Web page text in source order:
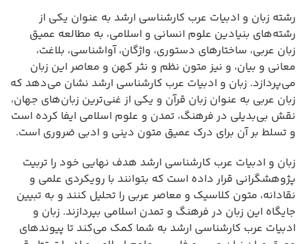
رشته زبان و ادبیات عرب کارشناسی ارشد به عنوان یکی از
رشته‌های بنیادین علوم انسانی و اسلامی، به مطالعه عمیق
زبان عربی، ساختارهای دستوری، واژگان، آواشناسی، بلاغت،
معانی و بیان، و نیز متون نظم و نثر کهن و معاصر این زبان
می‌پردازد. زبان و ادبیات عرب کارشناسی ارشد نشان می‌دهد که
زبان عربی به عنوان زبان قرآن و یکی از غنی‌ترین زبان‌های جهان،
نقش بی‌بدیلی در فرهنگ، تمدن و علوم اسلامی ایفا کرده است
و تسلط بر آن برای درک عمیق متون دینی و ادبی ضروری است.
زبان و ادبیات عرب کارشناسی ارشد هدف نهایی خود را تربیت
پژوهشگرانی قرار داده است که بتوانند با رویکردی علمی و
نقادانه، متون کلاسیک و معاصر عربی را تحلیل کنند و به تبیین
جایگاه این زبان در فرهنگ و تمدن اسلامی بپردازند. زبان و
ادبیات عرب کارشناسی ارشد به شما کمک می‌کند تا پیوندهای